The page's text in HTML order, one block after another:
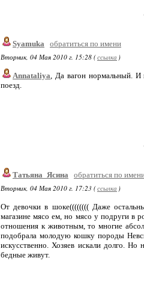
Syamuka
обратиться по имени
Вторник, 04 Мая 2010 г. 15:28 (ссылка )
Annataliya, Да вагон нормальный. И
поезд.
Татьяна_Ясина
обратиться по
Вторник, 04 Мая 2010 г. 17:23 (ссылка )
От девочки в шоке(((((((( Даже
магазине мясо ем, но мясо у подруги в
отношения к животным, то многие
подобрала молодую кошку породы
искусственно. Хозяев искали долго.
бедные живут.